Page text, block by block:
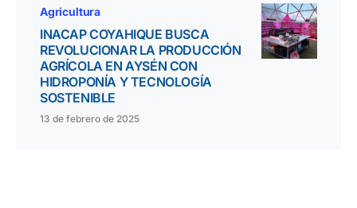
Agricultura
INACAP COYAHIQUE BUSCA
REVOLUCIONAR LA PRODUCCIÓN
AGRÍCOLA EN AYSÉN CON
HIDROPONÍA Y TECNOLOGÍA
SOSTENIBLE
13 de febrero de 2025